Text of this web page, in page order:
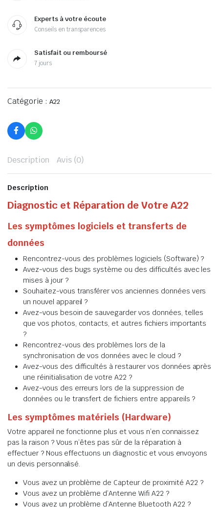
Experts à votre écoute
Conseils en transparences
Satisfait ou remboursé
7 jours
Catégorie : A22
Description Avis (0)
Description
Diagnostic et Réparation de Votre A22
Les symptômes logiciels et transferts de
données
Rencontrez-vous des problèmes logiciels (Software) ?
Avez-vous des bugs système ou des difficultés avec les
mises à jour ?
Souhaitez-vous transférer vos anciennes données vers
un nouvel appareil ?
Avez-vous besoin de sauvegarder vos données, telles
que vos photos, contacts, et autres fichiers importants
?
Rencontrez-vous des problèmes lors de la
synchronisation de vos données avec le cloud ?
Avez-vous des difficultés à restaurer vos données après
une réinitialisation de votre A22 ?
Avez-vous des erreurs lors de la suppression de
données ou le transfert de fichiers entre appareils ?
Les symptômes matériels (Hardware)
Votre appareil ne fonctionne plus et vous n’en connaissez
pas la raison ? Vous n’êtes pas sûr de la réparation à
effectuer ? Nous effectuons un diagnostic et vous envoyons
un devis personnalisé.
Vous avez un problème de Capteur de proximité A22 ?
Vous avez un problème d’Antenne Wifi A22 ?
Vous avez un problème d’Antenne Bluetooth A22 ?